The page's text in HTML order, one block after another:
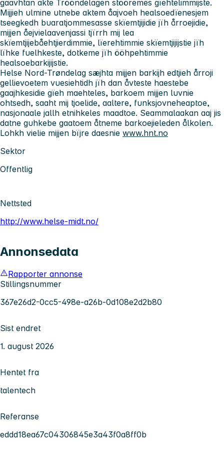
gaavhtan akte Trööndelagen stööremes gïehtelimmijste.
Mijjieh ulmine utnebe aktem åajvoeh healsoedïenesjem
tseegkedh buaratjommesasse skïemtjijidie jïh årroejidie,
mijjen åejvielaavenjassi tjïrrh mij lea
skïemtjijebåehtjierdimmie, lïerehtimmie skïemtjijijstie jïh
lïhke fuelhkeste, dotkeme jïh ööhpehtimmie
healsoebarkijijstie.
Helse Nord-Trøndelag sæjhta mijjen barkijh edtjieh årroji
gellievoetem vuesiehtidh jïh dan åvteste haestebe
gaajhkesidie gïeh maehteles, barkoem mijjen luvnie
ohtsedh, saaht mij tjoelide, aaltere, funksjovneheaptoe,
nasjonaale jallh etnihkeles maadtoe. Seammalaakan aaj jis
datne guhkebe gaatoem åtneme barkoejieleden ålkolen.
Lohkh vielie mijjen bïjre daesnie www.hnt.no
Sektor
Offentlig
Nettsted
http://www.helse-midt.no/
Annonsedata
Rapporter annonse
Stillingsnummer
367e26d2-0cc5-498e-a26b-0d108e2d2b80
Sist endret
1. august 2026
Hentet fra
talentech
Referanse
eddd18ea67c04306845e3a43f0a8ff0b